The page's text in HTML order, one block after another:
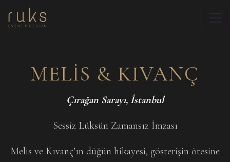
RUKS EVENT
MELIS & KIVANÇ
Çırağan Sarayı, İstanbul
Sessiz Lüksün Zamansız İmzası
Melis ve Kıvanç’ın düğün hikayesi, gösterişin ötesine